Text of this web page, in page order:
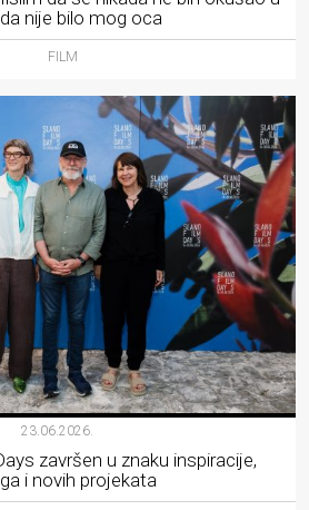
nije bilo mog oca
FILM
23.06.2026.
završen u znaku inspiracije,
i novih projekata